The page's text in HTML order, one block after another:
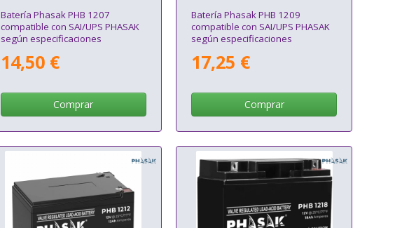
Batería Phasak PHB 1207
compatible con SAI/UPS PHASAK
según especificaciones
14,50 €
Comprar
Batería Phasak PHB 1209
compatible con SAI/UPS PHASAK
según especificaciones
17,25 €
Comprar